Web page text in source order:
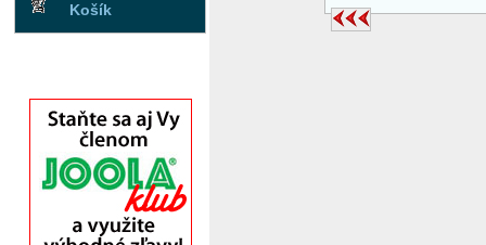
Košík